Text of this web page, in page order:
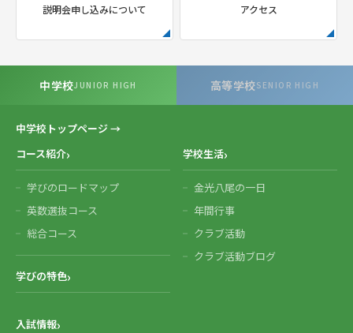
説明会申し込みについて アクセス
中学校JUNIOR HIGH 高等学校SENIOR HIGH
中学校トップページ →
コース紹介
学びのロードマップ
英数選抜コース
総合コース
学びの特色
学校生活
金光八尾の一日
年間行事
クラブ活動
クラブ活動ブログ
入試情報